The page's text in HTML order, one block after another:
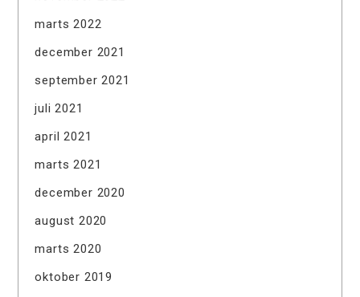
marts 2022
december 2021
september 2021
juli 2021
april 2021
marts 2021
december 2020
august 2020
marts 2020
oktober 2019